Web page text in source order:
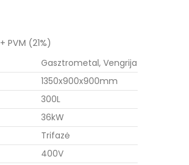
+ PVM (21%)
Gasztrometal, Vengrija
1350x900x900mm
300L
36kW
Trifazė
400V